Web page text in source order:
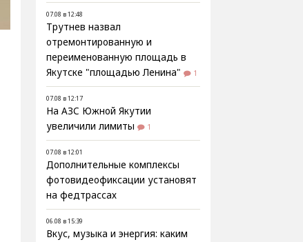
07.08 в 12:48
Трутнев назвал
отремонтированную и
переименованную площадь в
Якутске "площадью Ленина"
1
07.08 в 12:17
На АЗС Южной Якутии
увеличили лимиты
1
07.08 в 12:01
Дополнительные комплексы
фотовидеофиксации установят
на федтрассах
06.08 в 15:39
Вкус, музыка и энергия: каким